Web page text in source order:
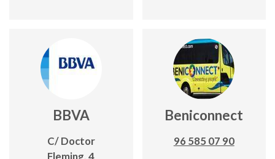
BBVA
C/ Doctor
Fleming, 4
Beniconnect
96 585 07 90